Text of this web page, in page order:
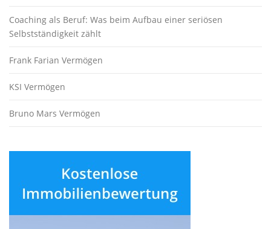
Coaching als Beruf: Was beim Aufbau einer seriösen
Selbstständigkeit zählt
Frank Farian Vermögen
KSI Vermögen
Bruno Mars Vermögen